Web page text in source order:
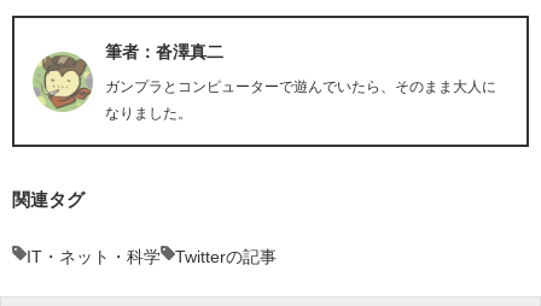
筆者：沓澤真二
ガンプラとコンピューターで遊んでいたら、そのまま大人に
なりました。
関連タグ
IT・ネット・科学 Twitterの記事